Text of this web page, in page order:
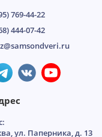
769-44-22
444-07-42
ул. Паперника, д. 13